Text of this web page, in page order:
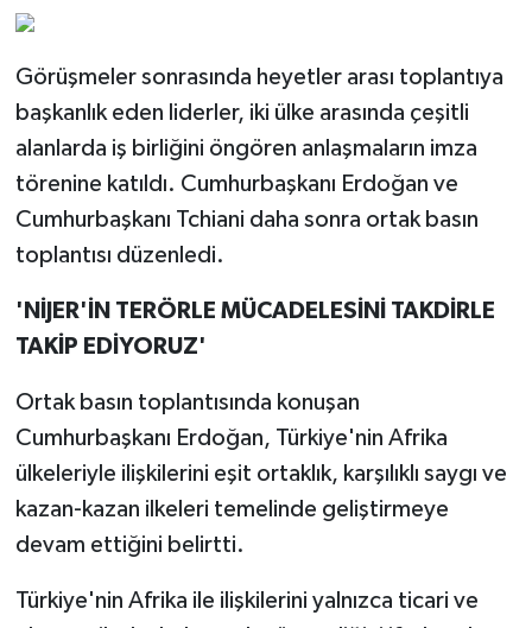
Görüşmeler sonrasında heyetler arası toplantıya
başkanlık eden liderler, iki ülke arasında çeşitli
alanlarda iş birliğini öngören anlaşmaların imza
törenine katıldı. Cumhurbaşkanı Erdoğan ve
Cumhurbaşkanı Tchiani daha sonra ortak basın
toplantısı düzenledi.
'NİJER'İN TERÖRLE MÜCADELESİNİ TAKDİRLE
TAKİP EDİYORUZ'
Ortak basın toplantısında konuşan
Cumhurbaşkanı Erdoğan, Türkiye'nin Afrika
ülkeleriyle ilişkilerini eşit ortaklık, karşılıklı saygı ve
kazan-kazan ilkeleri temelinde geliştirmeye
devam ettiğini belirtti.
Türkiye'nin Afrika ile ilişkilerini yalnızca ticari ve